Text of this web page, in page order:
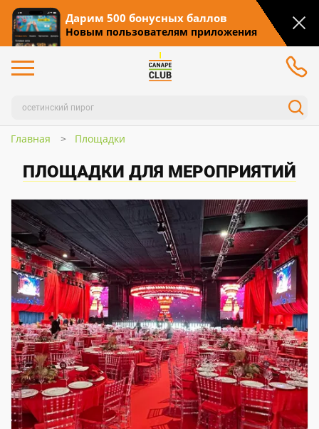
Дарим 500 бонусных баллов
Новым пользователям приложения
Главная Площадки
ПЛОЩАДКИ ДЛЯ МЕРОПРИЯТИЙ